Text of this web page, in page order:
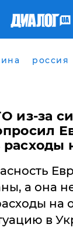
россия
из-за
а она
на
в